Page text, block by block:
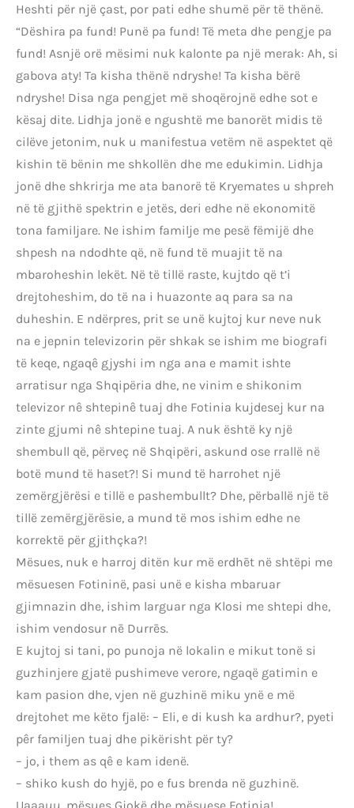
Heshti për një çast, por pati edhe shumë për të thënë.
“Dëshira pa fund! Punë pa fund! Të meta dhe pengje pa
fund! Asnjë orë mësimi nuk kalonte pa një merak: Ah, si
gabova aty! Ta kisha thënë ndryshe! Ta kisha bërë
ndryshe! Disa nga pengjet më shoqërojnë edhe sot e
kësaj dite. Lidhja jonë e ngushtë me banorët midis të
cilëve jetonim, nuk u manifestua vetëm në aspektet që
kishin të bënin me shkollën dhe me edukimin. Lidhja
jonë dhe shkrirja me ata banorë të Kryemates u shpreh
në të gjithë spektrin e jetës, deri edhe në ekonomitë
tona familjare. Ne ishim familje me pesë fëmijë dhe
shpesh na ndodhte që, në fund të muajit të na
mbaroheshin lekët. Në të tillë raste, kujtdo që t’i
drejtoheshim, do të na i huazonte aq para sa na
duheshin. E ndërpres, prit se unë kujtoj kur neve nuk
na e jepnin televizorin për shkak se ishim me biografi
të keqe, ngaqê gjyshi im nga ana e mamit ishte
arratisur nga Shqipëria dhe, ne vinim e shikonim
televizor nê shtepinê tuaj dhe Fotinia kujdesej kur na
zinte gjumi nê shtepine tuaj. A nuk është ky një
shembull që, përveç në Shqipëri, askund ose rrallë në
botë mund të haset?! Si mund të harrohet një
zemërgjërësi e tillë e pashembullt? Dhe, përballë një të
tillë zemërgjërësie, a mund të mos ishim edhe ne
korrektë për gjithçka?!
Mësues, nuk e harroj ditën kur më erdhēt në shtëpi me
mësuesen Fotininë, pasi unë e kisha mbaruar
gjimnazin dhe, ishim larguar nga Klosi me shtepi dhe,
ishim vendosur nē Durrēs.
E kujtoj si tani, po punoja në lokalin e mikut tonë si
guzhinjere gjatë pushimeve verore, ngaqë gatimin e
kam pasion dhe, vjen në guzhinë miku ynë e më
drejtohet me këto fjalë: – Eli, e di kush ka ardhur?, pyeti
pêr familjen tuaj dhe pikërisht për ty?
– jo, i them as qê e kam idenë.
– shiko kush do hyjë, po e fus brenda në guzhinë.